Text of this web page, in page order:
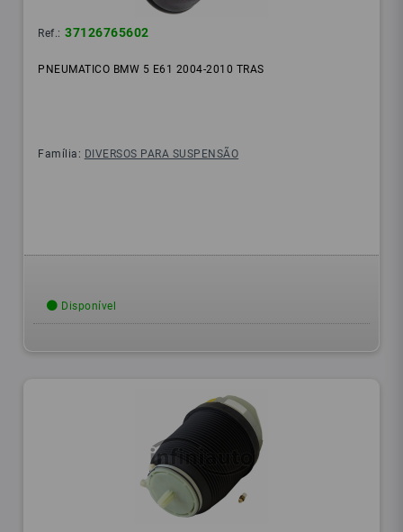
Ref.: 37126765602
PNEUMATICO BMW 5 E61 2004-2010 TRAS
Família: DIVERSOS PARA SUSPENSÃO
Disponível